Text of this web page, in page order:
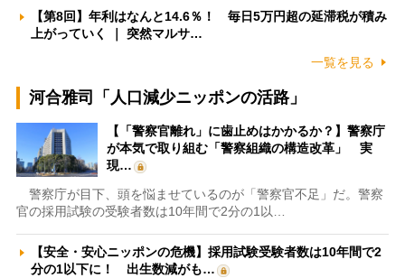
【第8回】年利はなんと14.6％！ 毎日5万円超の延滞税が積み
上がっていく ｜ 突然マルサ…
一覧を見る
河合雅司「人口減少ニッポンの活路」
【「警察官離れ」に歯止めはかかるか？】警察庁
が本気で取り組む「警察組織の構造改革」 実
現…
警察庁が目下、頭を悩ませているのが「警察官不足」だ。警察
官の採用試験の受験者数は10年間で2分の1以…
【安全・安心ニッポンの危機】採用試験受験者数は10年間で2
分の1以下に！ 出生数減がも…